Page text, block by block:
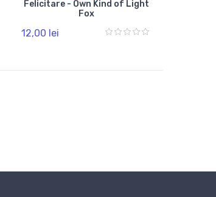
Felicitare - Own Kind of Light
Fox
12,00 lei